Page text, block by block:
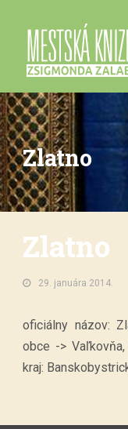
Zlatno
Zlatno
29. januára 2014.
oficiálny názov:
obce ->
kraj: